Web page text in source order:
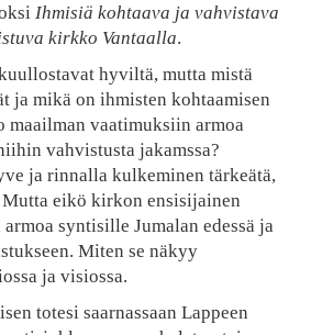
Ihmisiä kohtaava ja vahvistava
kirkko Vantaalla.
hyviltä, mutta mistä
ja mikä on ihmisten kohtaamisen
maailman vaatimuksiin armoa
vahvistusta jakamssa?
ja rinnalla kulkeminen tärkeätä,
eikö kirkon ensisijainen
syntisille Jumalan edessä ja
Miten se näkyy
ja visiossa.
totesi saarnassaan Lappeen